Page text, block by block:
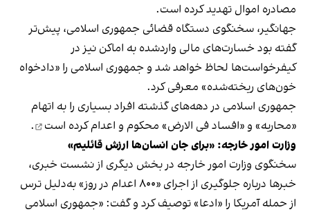
مصادره اموال تهدید کرده است.
جهانگیر، سخنگوی دستگاه قضائی جمهوری اسلامی، پیش‌تر
گفته بود خسارت‌های مالی واردشده به اماکن نیز در
کیفرخواست‌ها لحاظ خواهد شد و جمهوری اسلامی را «دادخواه
خون‌های ریخته‌شده» معرفی کرد.
جمهوری اسلامی در دهه‌های گذشته افراد بسیاری را به اتهام
«محاربه» و «افساد فی‌ الارض» محکوم و اعدام کرده است
.
وزارت امور خارجه: «برای جان انسان‌ها ارزش قائلیم»
سخنگوی وزارت امور خارجه در بخش دیگری از نشست خبری،
خبرها درباره جلوگیری از اجرای «۸۰۰ اعدام در روز» به‌دلیل ترس
از حمله آمریکا را «ادعا» توصیف کرد و گفت: «جمهوری اسلامی